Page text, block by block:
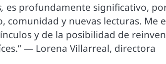
es profundamente significativo,
comunidad y nuevas lecturas. Me
y de la posibilidad de
— Lorena Villarreal, directora